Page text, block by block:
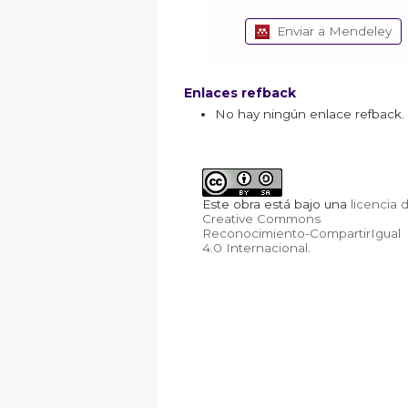
Enviar a Mendeley
Enlaces refback
No hay ningún enlace refback.
Este obra está bajo una licencia
Creative Commons
Reconocimiento-CompartirIgual
4.0 Internacional